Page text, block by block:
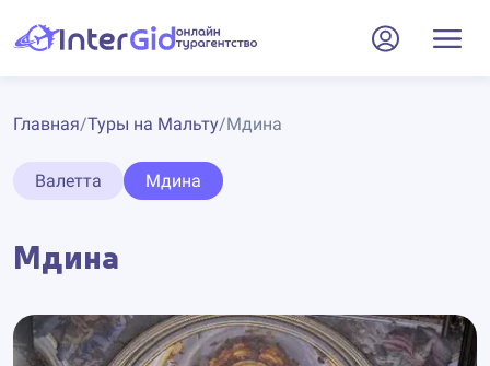
Главная/Туры на Мальту/Мдина
Валетта Мдина
Мдина